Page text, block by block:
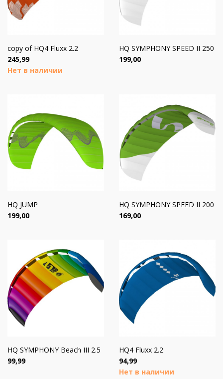
copy of HQ4 Fluxx 2.2
Цена
245,99
Нет в наличии
HQ SYMPHONY SPEED II 250
Цена
199,00
HQ JUMP
Цена
199,00
HQ SYMPHONY SPEED II 200
Цена
169,00
HQ SYMPHONY Beach III 2.5
Цена
99,99
HQ4 Fluxx 2.2
Цена
94,99
Нет в наличии